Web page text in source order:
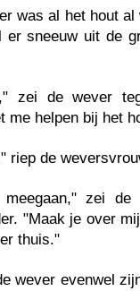
was al het hout
er sneeuw uit de
zei de wever
me helpen bij het
riep de
zei de
"Maak je over
thuis."
wever evenwel